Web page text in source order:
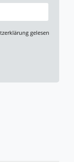
gelesen